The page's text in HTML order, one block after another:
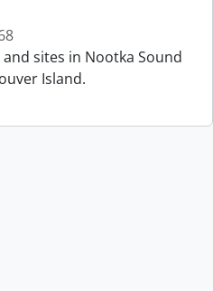
sites in Nootka Sound
Island.